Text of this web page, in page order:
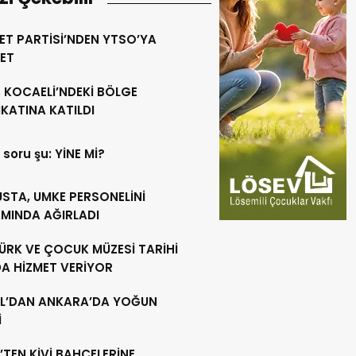
PARTİSİ’NDEN YTSO’YA
KOCAELİ’NDEKİ BÖLGE
KATILDI
şu: YİNE Mİ?
UMKE PERSONELİNİ
AĞIRLADI
VE ÇOCUK MÜZESİ TARİHİ
HİZMET VERİYOR
ANKARA’DA YOĞUN